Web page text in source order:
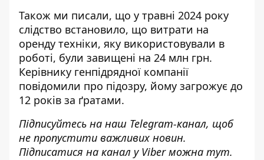
Також ми писали, що у травні 2024 року
слідство встановило, що витрати на
оренду техніки, яку використовували в
роботі, були завищені на 24 млн грн.
Керівнику генпідрядної компанії
повідомили про підозру, йому загрожує до
12 років за ґратами.
Підписуйтесь на наш Telegram-канал, щоб
не пропустити важливих новин.
Підписатися на канал у Viber можна тут.